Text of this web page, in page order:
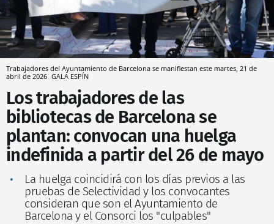
Trabajadores del Ayuntamiento de Barcelona se manifiestan este martes, 21 de
abril de 2026 GALA ESPÍN
Los trabajadores de las
bibliotecas de Barcelona se
plantan: convocan una huelga
indefinida a partir del 26 de mayo
La huelga coincidirá con los días previos a las
pruebas de Selectividad y los convocantes
consideran que son el Ayuntamiento de
Barcelona y el Consorci los "culpables"